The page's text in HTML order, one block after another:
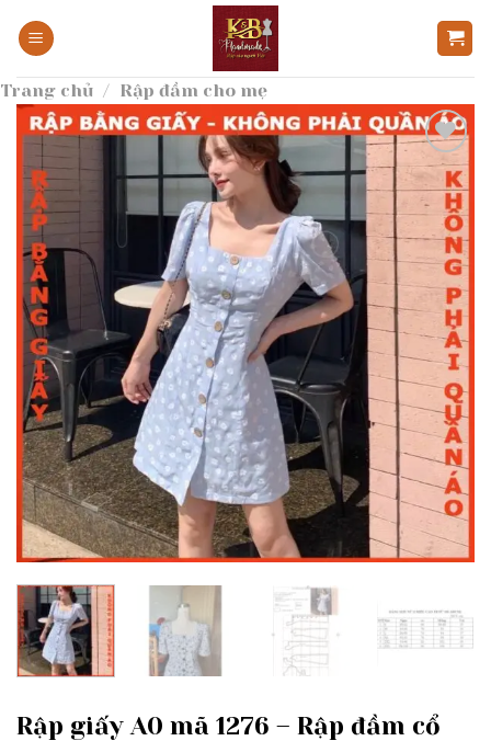
qua
dung
Trang chủ / Rập đầm cho mẹ
Add to
wishlist
Rập giấy A0 mã 1276 – Rập đầm cổ